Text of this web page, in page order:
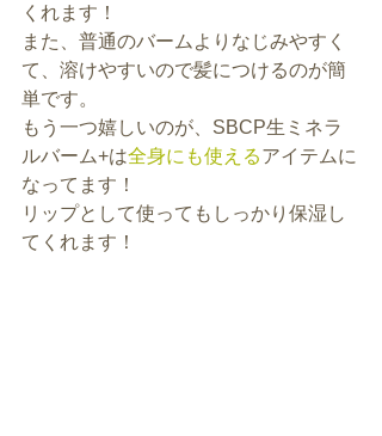
くれます！
また、普通のバームよりなじみやすく
て、溶けやすいので髪につけるのが簡
単です。
もう一つ嬉しいのが、SBCP生ミネラ
ルバーム+は全身にも使えるアイテムに
なってます！
リップとして使ってもしっかり保湿し
てくれます！